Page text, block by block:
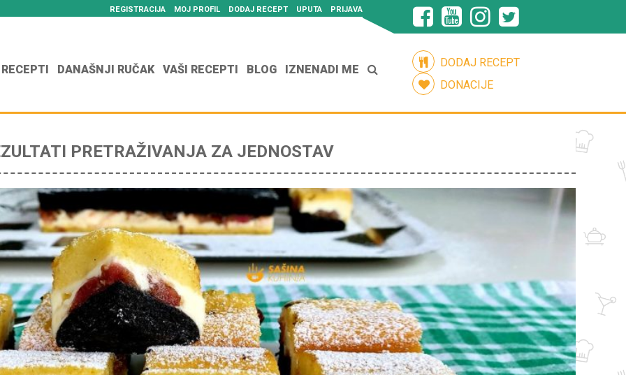
REGISTRACIJA MOJ PROFIL DODAJ RECEPT UPUTA PRIJAVA
DANAŠNJI RUČAK VAŠI RECEPTI BLOG IZNENADI ME
DODAJ RECEPT
DONACIJE
PRETRAŽIVANJA ZA JEDNOSTAV